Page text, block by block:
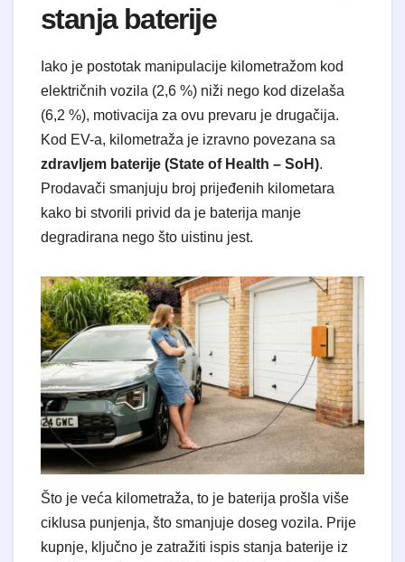
stanja baterije
​Iako je postotak manipulacije kilometražom kod
električnih vozila (2,6 %) niži nego kod dizelaša
(6,2 %), motivacija za ovu prevaru je drugačija.
Kod EV-a, kilometraža je izravno povezana sa
zdravljem baterije (State of Health – SoH).
Prodavači smanjuju broj prijeđenih kilometara
kako bi stvorili privid da je baterija manje
degradirana nego što uistinu jest.
​Što je veća kilometraža, to je baterija prošla više
ciklusa punjenja, što smanjuje doseg vozila. Prije
kupnje, ključno je zatražiti ispis stanja baterije iz